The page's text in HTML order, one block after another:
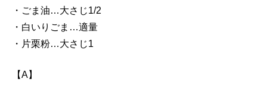
・ごま油…大さじ1/2
・白いりごま…適量
・片栗粉…大さじ1
【A】